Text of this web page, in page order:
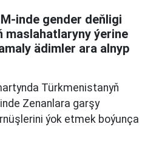
inde gender deňligi
maslahatlaryny ýerine
ädimler ara alnyp
Türkmenistanyň
Zenanlara garşy
ýok etmek boýunça